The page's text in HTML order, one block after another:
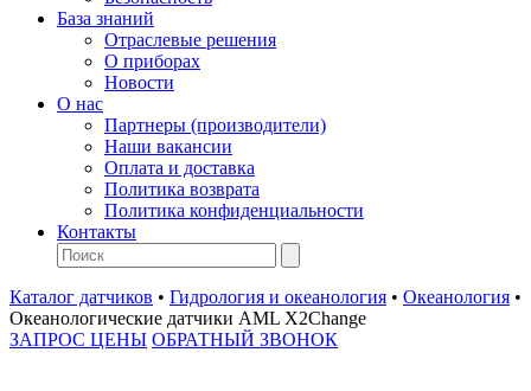
База знаний
Отраслевые решения
О приборах
Новости
О нас
Партнеры (производители)
Наши вакансии
Оплата и доставка
Политика возврата
Политика конфиденциальности
Контакты
Каталог датчиков • Гидрология и океанология • Океанология •
Океанологические датчики AML X2Change
ЗАПРОС ЦЕНЫ ОБРАТНЫЙ ЗВОНОК